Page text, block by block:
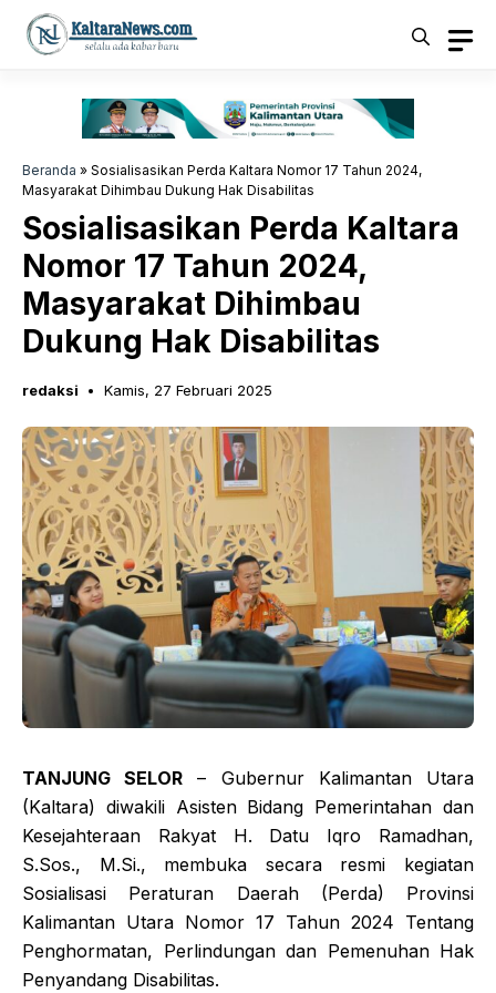
Langsung
Beranda » Sosialisasikan Perda Kaltara Nomor 17 Tahun 2024,
Masyarakat Dihimbau Dukung Hak Disabilitas
Sosialisasikan Perda Kaltara
Nomor 17 Tahun 2024,
Masyarakat Dihimbau
Dukung Hak Disabilitas
redaksi Kamis, 27 Februari 2025
TANJUNG SELOR – Gubernur Kalimantan Utara
(Kaltara) diwakili Asisten Bidang Pemerintahan dan
Kesejahteraan Rakyat H. Datu Iqro Ramadhan,
S.Sos., M.Si., membuka secara resmi kegiatan
Sosialisasi Peraturan Daerah (Perda) Provinsi
Kalimantan Utara Nomor 17 Tahun 2024 Tentang
Penghormatan, Perlindungan dan Pemenuhan Hak
Penyandang Disabilitas.